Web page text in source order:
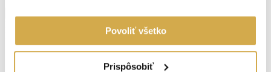
Povoliť všetko
Prispôsobiť
https://maps.app.goo.gl/qw1k1RN3aSQTEqqs9